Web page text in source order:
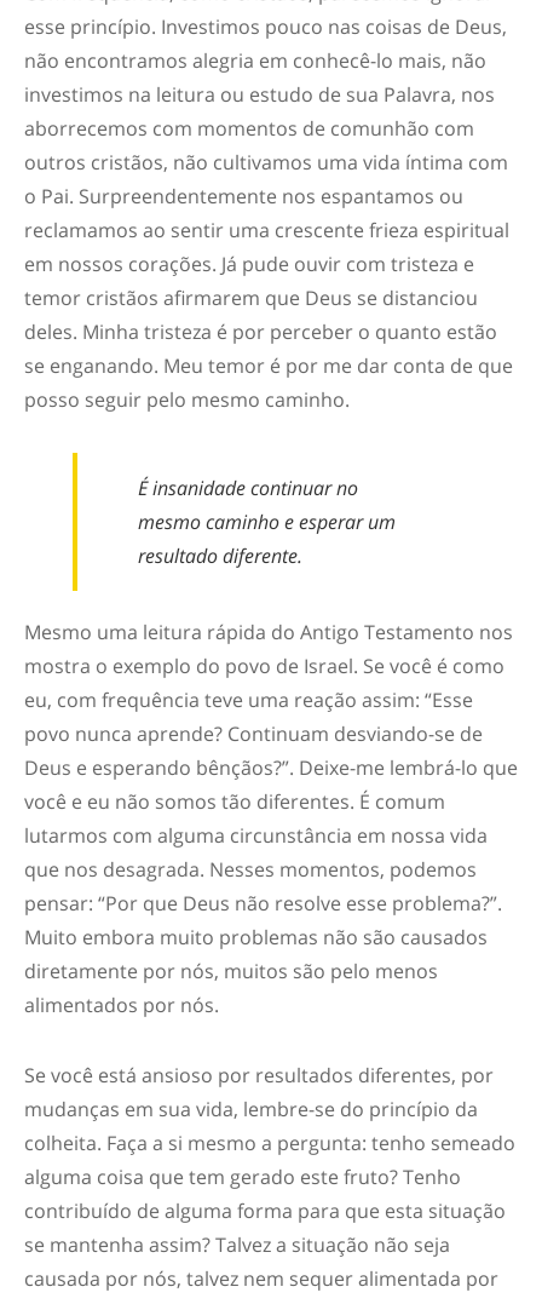
esse princípio. Investimos pouco nas coisas de Deus,
não encontramos alegria em conhecê-lo mais, não
investimos na leitura ou estudo de sua Palavra, nos
aborrecemos com momentos de comunhão com
outros cristãos, não cultivamos uma vida íntima com
o Pai. Surpreendentemente nos espantamos ou
reclamamos ao sentir uma crescente frieza espiritual
em nossos corações. Já pude ouvir com tristeza e
temor cristãos afirmarem que Deus se distanciou
deles. Minha tristeza é por perceber o quanto estão
se enganando. Meu temor é por me dar conta de que
posso seguir pelo mesmo caminho.
É insanidade continuar no
mesmo caminho e esperar um
resultado diferente.
Mesmo uma leitura rápida do Antigo Testamento nos
mostra o exemplo do povo de Israel. Se você é como
eu, com frequência teve uma reação assim: “Esse
povo nunca aprende? Continuam desviando-se de
Deus e esperando bênçãos?”. Deixe-me lembrá-lo que
você e eu não somos tão diferentes. É comum
lutarmos com alguma circunstância em nossa vida
que nos desagrada. Nesses momentos, podemos
pensar: “Por que Deus não resolve esse problema?”.
Muito embora muito problemas não são causados
diretamente por nós, muitos são pelo menos
alimentados por nós.
Se você está ansioso por resultados diferentes, por
mudanças em sua vida, lembre-se do princípio da
colheita. Faça a si mesmo a pergunta: tenho semeado
alguma coisa que tem gerado este fruto? Tenho
contribuído de alguma forma para que esta situação
se mantenha assim? Talvez a situação não seja
causada por nós, talvez nem sequer alimentada por